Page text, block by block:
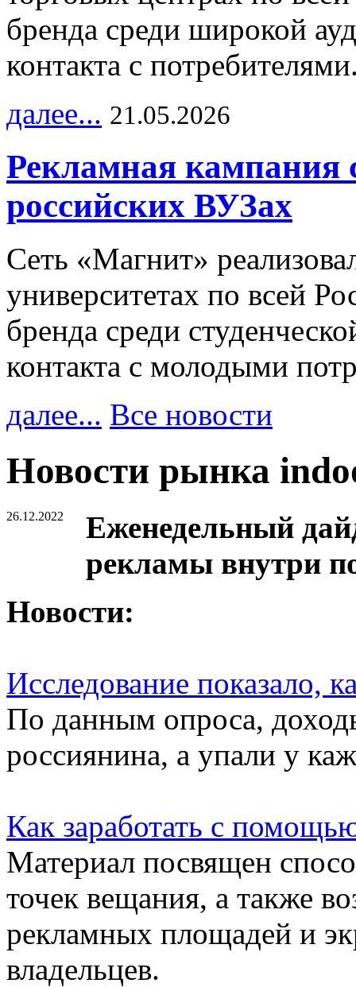
бренда среди широкой
контакта с
далее... 21.05.2026
Рекламная кампания
российских ВУЗах
Сеть «Магнит»
университетах по всей
бренда среди
контакта с молодыми
далее... Все новости
Новости рынка
26.12.2022
Еженедельный
рекламы внутри
Новости:
Исследование показало,
По данным опроса,
россиянина, а упали у
Как заработать с
Материал посвящен
точек вещания, а также
рекламных площадей и
владельцев.